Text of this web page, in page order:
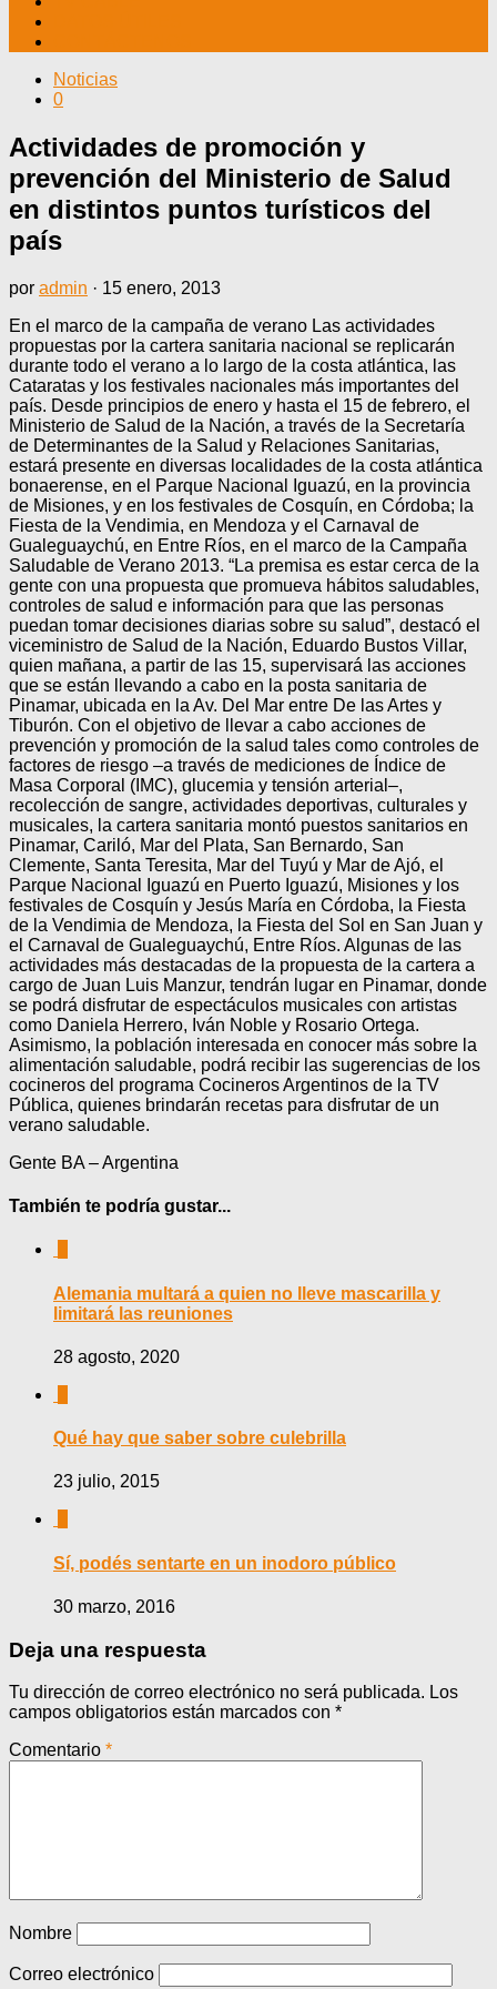
Noticias
0
Actividades de promoción y
prevención del Ministerio de Salud
en distintos puntos turísticos del
país
por admin · 15 enero, 2013
En el marco de la campaña de verano Las actividades
propuestas por la cartera sanitaria nacional se replicarán
durante todo el verano a lo largo de la costa atlántica, las
Cataratas y los festivales nacionales más importantes del
país. Desde principios de enero y hasta el 15 de febrero, el
Ministerio de Salud de la Nación, a través de la Secretaría
de Determinantes de la Salud y Relaciones Sanitarias,
estará presente en diversas localidades de la costa atlántica
bonaerense, en el Parque Nacional Iguazú, en la provincia
de Misiones, y en los festivales de Cosquín, en Córdoba; la
Fiesta de la Vendimia, en Mendoza y el Carnaval de
Gualeguaychú, en Entre Ríos, en el marco de la Campaña
Saludable de Verano 2013. “La premisa es estar cerca de la
gente con una propuesta que promueva hábitos saludables,
controles de salud e información para que las personas
puedan tomar decisiones diarias sobre su salud”, destacó el
viceministro de Salud de la Nación, Eduardo Bustos Villar,
quien mañana, a partir de las 15, supervisará las acciones
que se están llevando a cabo en la posta sanitaria de
Pinamar, ubicada en la Av. Del Mar entre De las Artes y
Tiburón. Con el objetivo de llevar a cabo acciones de
prevención y promoción de la salud tales como controles de
factores de riesgo –a través de mediciones de Índice de
Masa Corporal (IMC), glucemia y tensión arterial–,
recolección de sangre, actividades deportivas, culturales y
musicales, la cartera sanitaria montó puestos sanitarios en
Pinamar, Cariló, Mar del Plata, San Bernardo, San
Clemente, Santa Teresita, Mar del Tuyú y Mar de Ajó, el
Parque Nacional Iguazú en Puerto Iguazú, Misiones y los
festivales de Cosquín y Jesús María en Córdoba, la Fiesta
de la Vendimia de Mendoza, la Fiesta del Sol en San Juan y
el Carnaval de Gualeguaychú, Entre Ríos. Algunas de las
actividades más destacadas de la propuesta de la cartera a
cargo de Juan Luis Manzur, tendrán lugar en Pinamar, donde
se podrá disfrutar de espectáculos musicales con artistas
como Daniela Herrero, Iván Noble y Rosario Ortega.
Asimismo, la población interesada en conocer más sobre la
alimentación saludable, podrá recibir las sugerencias de los
cocineros del programa Cocineros Argentinos de la TV
Pública, quienes brindarán recetas para disfrutar de un
verano saludable.
Gente BA – Argentina
También te podría gustar...
Alemania multará a quien no lleve mascarilla y
limitará las reuniones
28 agosto, 2020
Qué hay que saber sobre culebrilla
23 julio, 2015
Sí, podés sentarte en un inodoro público
30 marzo, 2016
Deja una respuesta
Tu dirección de correo electrónico no será publicada. Los
campos obligatorios están marcados con *
Comentario *
Nombre
Correo electrónico